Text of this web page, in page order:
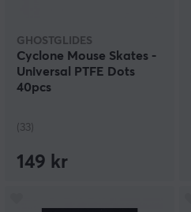
GHOSTGLIDES
Cyclone Mouse Skates -
Universal PTFE Dots
40pcs
(33)
149 kr